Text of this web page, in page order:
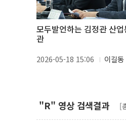
모두발언하는 김정관 산
관
2026-05-18 15:06 이길동
"R" 영상 검색결과 [